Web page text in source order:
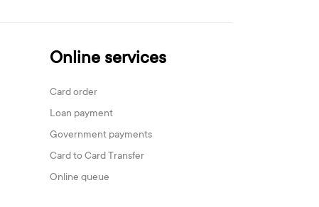
Online services
Card order
Loan payment
Government payments
Card to Card Transfer
Online queue